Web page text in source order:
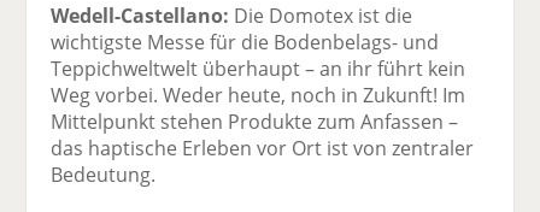
Wedell-Castellano: Die Domotex ist die
wichtigste Messe für die Bodenbelags- und
Teppichweltwelt überhaupt – an ihr führt kein
Weg vorbei. Weder heute, noch in Zukunft! Im
Mittelpunkt stehen Produkte zum Anfassen –
das haptische Erleben vor Ort ist von zentraler
Bedeutung.